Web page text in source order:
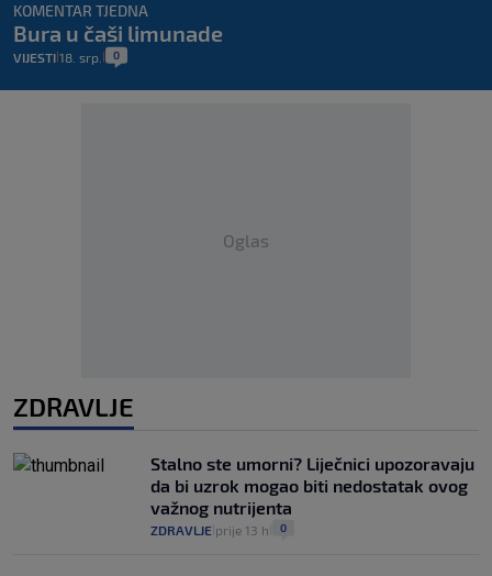
KOMENTAR TJEDNA
Bura u čaši limunade
VIJESTI 18. srp. 0
Oglas
ZDRAVLJE
Stalno ste umorni? Liječnici upozoravaju
da bi uzrok mogao biti nedostatak ovog
važnog nutrijenta
ZDRAVLJE prije 13 h 0